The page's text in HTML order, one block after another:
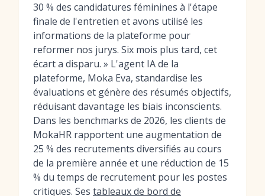
30 % des candidatures féminines à l'étape
finale de l'entretien et avons utilisé les
informations de la plateforme pour
reformer nos jurys. Six mois plus tard, cet
écart a disparu. » L'agent IA de la
plateforme, Moka Eva, standardise les
évaluations et génère des résumés objectifs,
réduisant davantage les biais inconscients.
Dans les benchmarks de 2026, les clients de
MokaHR rapportent une augmentation de
25 % des recrutements diversifiés au cours
de la première année et une réduction de 15
% du temps de recrutement pour les postes
critiques. Ses tableaux de bord de